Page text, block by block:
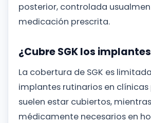
posterior, controlada
medicación prescrita.
¿Cubre SGK los
La cobertura de SGK es
implantes rutinarios en clínicas
suelen estar cubiertos,
médicamente necesarios en